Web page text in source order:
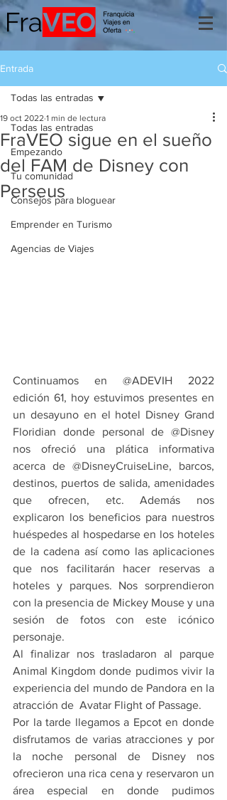
Entrada
Todas las entradas
Empezando
Tu comunidad
Consejos para bloguear
Emprender en Turismo
Agencias de Viajes
Todas las entradas
FraVEO sigue en el sueño
del FAM de Disney con
Perseus
19 oct 2022 1 min de lectura
Continuamos en @ADEVIH 2022
edición 61, hoy estuvimos presentes en
un desayuno en el hotel Disney Grand
Floridian donde personal de @Disney
nos ofreció una plática informativa
acerca de @DisneyCruiseLine, barcos,
destinos, puertos de salida, amenidades
que ofrecen, etc. Además nos
explicaron los beneficios para nuestros
huéspedes al hospedarse en los hoteles
de la cadena así como las aplicaciones
que nos facilitarán hacer reservas a
hoteles y parques. Nos sorprendieron
con la presencia de Mickey Mouse y una
sesión de fotos con este icónico
personaje.
Al finalizar nos trasladaron al parque
Animal Kingdom donde pudimos vivir la
experiencia del mundo de Pandora en la
atracción de  Avatar Flight of Passage.
Por la tarde llegamos a Epcot en donde
disfrutamos de varias atracciones y por
la noche personal de Disney nos
ofrecieron una rica cena y reservaron un
área especial en donde pudimos